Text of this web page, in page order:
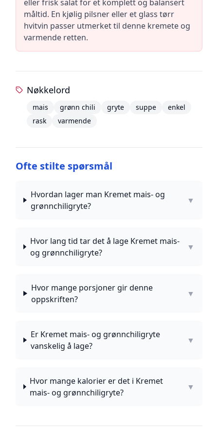
eller frisk salat for et komplett og balansert
måltid. En kjølig pilsner eller et glass tørr
hvitvin passer utmerket til denne kremete og
varmende retten.
Nøkkelord
mais grønn chili gryte suppe
enkel
rask
varmende
Ofte stilte spørsmål
Hvordan lager man Kremet mais- og
grønnchiligryte?
▼
Hvor lang tid tar det å lage Kremet mais-
og grønnchiligryte?
▼
Hvor mange porsjoner gir denne
oppskriften?
▼
Er Kremet mais- og grønnchiligryte
vanskelig å lage?
▼
Hvor mange kalorier er det i Kremet
mais- og grønnchiligryte?
▼